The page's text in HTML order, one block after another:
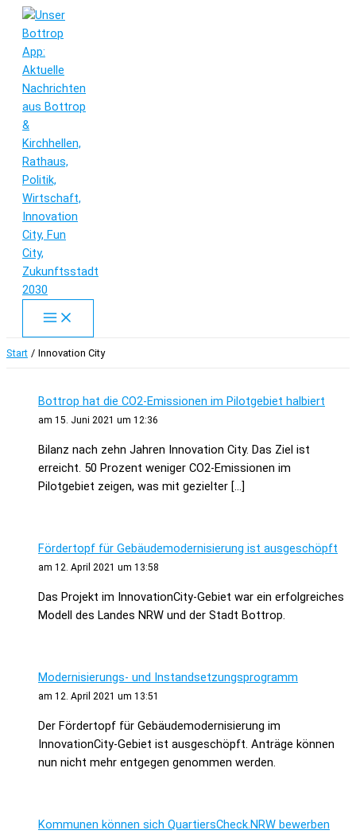
Zum
Inhalt
springen
Start Innovation City
Bottrop hat die CO2-Emissionen im Pilotgebiet halbiert
am 15. Juni 2021 um 12:36
Bilanz nach zehn Jahren Innovation City. Das Ziel ist
erreicht. 50 Prozent weniger CO2-Emissionen im
Pilotgebiet zeigen, was mit gezielter […]
Fördertopf für Gebäudemodernisierung ist ausgeschöpft
am 12. April 2021 um 13:58
Das Projekt im InnovationCity-Gebiet war ein erfolgreiches
Modell des Landes NRW und der Stadt Bottrop.
Modernisierungs- und Instandsetzungsprogramm
am 12. April 2021 um 13:51
Der Fördertopf für Gebäudemodernisierung im
InnovationCity-Gebiet ist ausgeschöpft. Anträge können
nun nicht mehr entgegen genommen werden.
Kommunen können sich QuartiersCheck.NRW bewerben